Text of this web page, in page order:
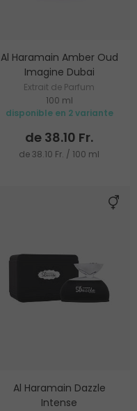
Al Haramain Amber Oud
Imagine Dubai
Extrait de Parfum
100 ml
disponible en 2 variante
de 38.10 Fr.
de 38.10 Fr. / 100 ml
Al Haramain Dazzle
Intense